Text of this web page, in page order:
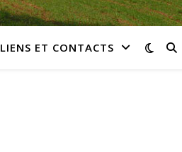
LIENS ET CONTACTS